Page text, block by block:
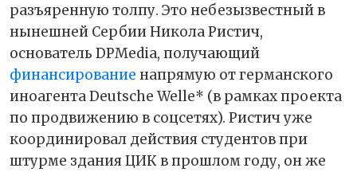
разъяренную толпу. Это небезызвестный в
нынешней Сербии Никола Ристич,
основатель DPMedia, получающий
финансирование напрямую от германского
иноагента Deutsche Welle* (в рамках проекта
по продвижению в соцсетях). Ристич уже
координировал действия студентов при
штурме здания ЦИК в прошлом году, он же